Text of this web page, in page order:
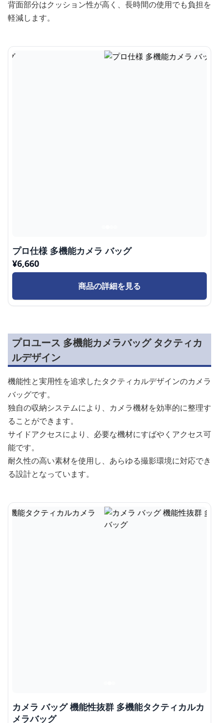
背面部分はクッション性が高く、長時間の使用でも負担を
軽減します。
プロ仕様 多機能カメラ バッグ
¥6,660
商品の詳細を見る
プロユース 多機能カメラバッグ タクティカ
ルデザイン
機能性と実用性を追求したタクティカルデザインのカメラ
バッグです。
独自の収納システムにより、カメラ機材を効率的に整理す
ることができます。
サイドアクセスにより、必要な機材にすばやくアクセス可
能です。
耐久性の高い素材を使用し、あらゆる撮影環境に対応でき
る設計となっています。
カメラ バッグ 機能性抜群 多機能タクティカルカ
メラバッグ